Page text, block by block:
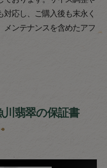
応し、ご購入後も末永く
ンテナンスを含めたアフ
川翡翠の保証書